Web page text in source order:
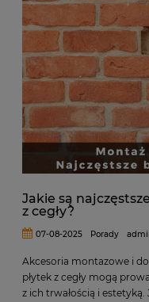
Jakie są
z cegły?
07-08-2025 Porady
Akcesoria montazowe i
płytek z cegły mogą
z ich trwałością i